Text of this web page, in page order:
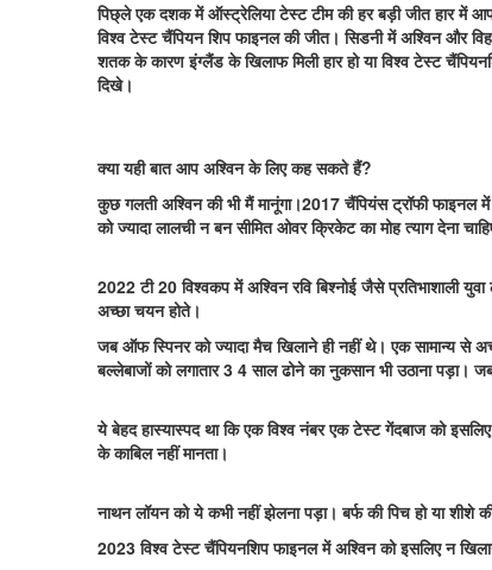
पिछ्ले एक दशक में ऑस्ट्रेलिया टेस्ट टीम की हर बड़ी जीत हार में
विश्व टेस्ट चैंपियन शिप फाइनल की जीत। सिडनी में अश्विन और
शतक के कारण इंग्लैंड के खिलाफ मिली हार हो या विश्व टेस्ट
दिखे।
क्या यही बात आप अश्विन के लिए कह सकते हैं?
कुछ गलती अश्विन की भी मैं मानूंगा।2017 चैंपियंस ट्रॉफी फाइनल
को ज्यादा लालची न बन सीमित ओवर क्रिकेट का मोह त्याग देना
2022 टी 20 विश्वकप में अश्विन रवि बिश्नोई जैसे प्रतिभाशाली
अच्छा चयन होते।
जब ऑफ स्पिनर को ज्यादा मैच खिलाने ही नहीं थे। एक सामान्य से
बल्लेबाजों को लगातार 3 4 साल ढोने का नुकसान भी उठाना पड़ा।
ये बेहद हास्यास्पद था कि एक विश्व नंबर एक टेस्ट गेंदबाज को
के काबिल नहीं मानता।
नाथन लॉयन को ये कभी नहीं झेलना पड़ा। बर्फ की पिच हो या
2023 विश्व टेस्ट चैंपियनशिप फाइनल में अश्विन को इसलिए न